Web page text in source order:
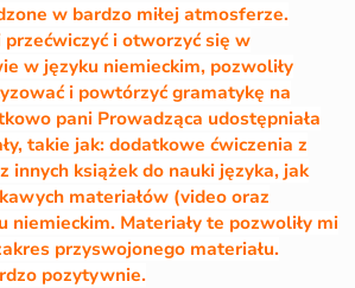
w bardzo miłej atmosferze.
przećwiczyć i otworzyć się w
w języku niemieckim, pozwoliły
i powtórzyć gramatykę na
pani Prowadząca udostępniała
takie jak: dodatkowe ćwiczenia z
innych książek do nauki języka, jak
materiałów (video oraz
niemieckim. Materiały te pozwoliły mi
przyswojonego materiału.
pozytywnie.